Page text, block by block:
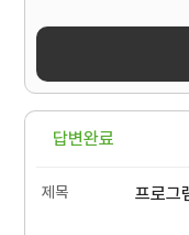
답변완료
프로그